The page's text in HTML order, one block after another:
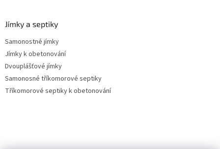
Jímky a septiky
Samonostné jímky
Jímky k obetonování
Dvouplášťové jímky
Samonosné tříkomorové septiky
Tříkomorové septiky k obetonování